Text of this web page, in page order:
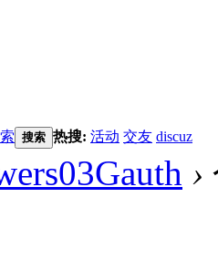
搜索 热搜: 活动 交友 discuz
›